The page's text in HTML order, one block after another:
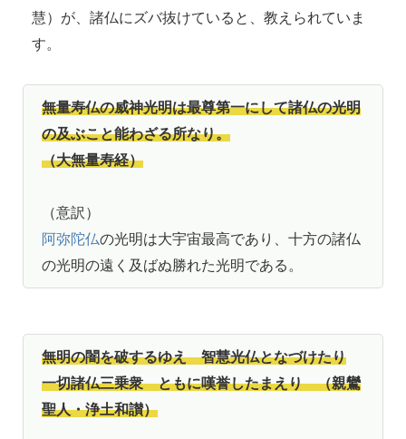
慧）が、諸仏にズバ抜けていると、教えられていま
す。
無量寿仏の威神光明は最尊第一にして諸仏の光明
の及ぶこと能わざる所なり。
（大無量寿経）
（意訳）
阿弥陀仏の光明は大宇宙最高であり、十方の諸仏
の光明の遠く及ばぬ勝れた光明である。
無明の闇を破するゆえ 智慧光仏となづけたり
一切諸仏三乗衆 ともに嘆誉したまえり （親鸞
聖人・浄土和讃）